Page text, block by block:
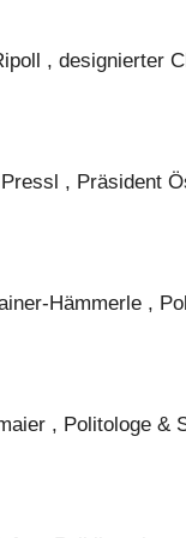
, designierter
, Präsident
Hämmerle ,
, Politologe &